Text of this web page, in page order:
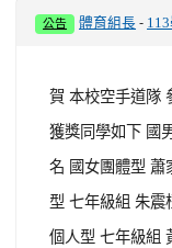
公告 體育組長 -
賀 本校空手道隊
獲獎同學如下 國
名 國女團體型 蕭
型 七年級組 朱
個人型 七年級組